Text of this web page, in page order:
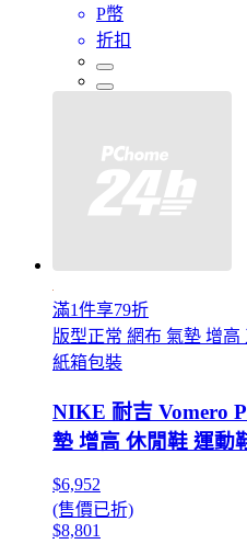
P幣
折扣
滿1件享79折
版型正常 網布 氣墊 增
紙箱包裝
NIKE 耐吉 Vomero
墊 增高 休閒鞋 運動
$6,952
(售價已折)
$8,801